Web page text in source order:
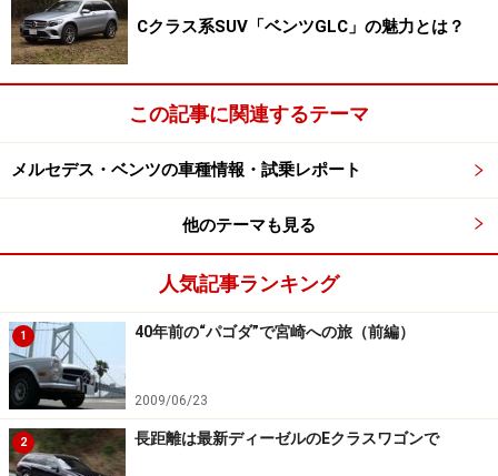
Cクラス系SUV「ベンツGLC」の魅力とは？
この記事に関連するテーマ
メルセデス・ベンツの車種情報・試乗レポート
他のテーマも見る
人気記事ランキング
1 40年前の“パゴダ”で宮崎への旅（前編）
2009/06/23
2 長距離は最新ディーゼルのEクラスワゴンで